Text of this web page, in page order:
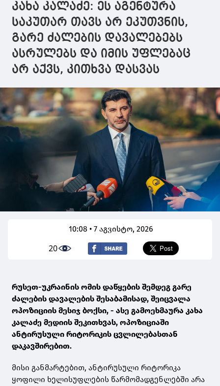
საგიჟეთი აქვთ
კარიერა - კარგად
იყოს
კახა კალაძე: ეს აგენტურა
საკუთარ თავს არ ეკუთვნის,
გარე ძალების დავალებებს
ასრულებს და იმის უფლებაც
არ აქვს, კითხვა დასვას
10:08 • 7 აგვისტო, 2026
20
რუსეთ-უკრაინის ომის დაწყების შემდეგ გარე
ძალების დავალების შესაბამისად, შეიცვალა
ოპოზიციის მესიჯ ბოქსი, - ასე გამოეხმაურა კახა
კალაძე მედიის შეკითხვას, ოპოზიციაში
ანტირუსული რიტორიკის ცვლილებასთან
დაკავშირებით.
მისი განმარტებით, ანტირუსული რიტორიკა
ყოფილი ხელისუფლების წარმომადგენლებში არა